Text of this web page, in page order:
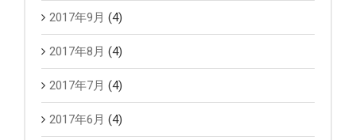
2017年9月 (4)
2017年8月 (4)
2017年7月 (4)
2017年6月 (4)